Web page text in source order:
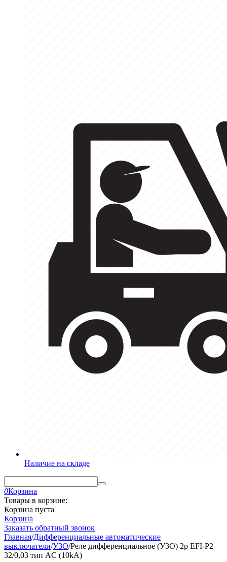
Наличие на складе
0Корзина
Товары в корзине:
Корзина пуста
Корзина
Заказать обратный звонок
Главная/Дифференциальные автоматические
выключатели/УЗО/Реле дифференциальное (УЗО) 2р EFI-P2
32/0,03 тип AC (10kA)